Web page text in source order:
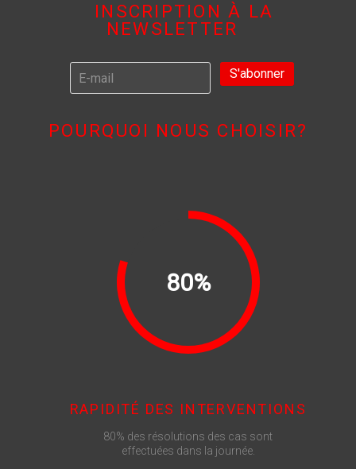
INSCRIPTION À LA
NEWSLETTER
POURQUOI NOUS CHOISIR?
80%
RAPIDITÉ DES INTERVENTIONS
80% des résolutions des cas sont
effectuées dans la journée.